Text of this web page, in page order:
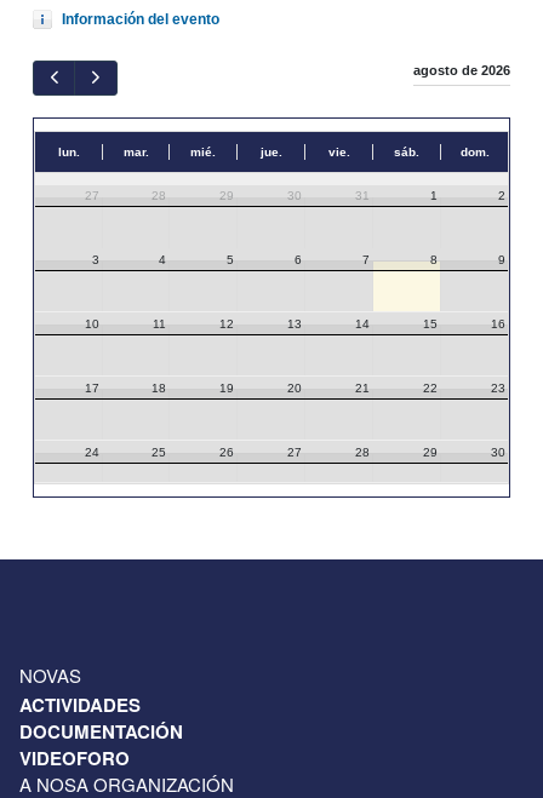
Información del evento
agosto de 2026
lun. mar. mié. jue. vie. sáb. dom.
27 28 29 30 31 1 2
3 4 5 6 7 8 9
10 11 12 13 14 15 16
17 18 19 20 21 22 23
24 25 26 27 28 29 30
NOVAS
ACTIVIDADES
DOCUMENTACIÓN
VIDEOFORO
A NOSA ORGANIZACIÓN